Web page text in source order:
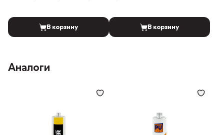
В корзину В корзину
Аналоги